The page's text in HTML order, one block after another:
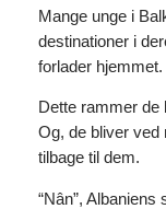
Mange unge i
destinationer i
forlader hjemmet.
Dette rammer de
Og, de bliver ved
tilbage til dem.
“Nân”, Albaniens